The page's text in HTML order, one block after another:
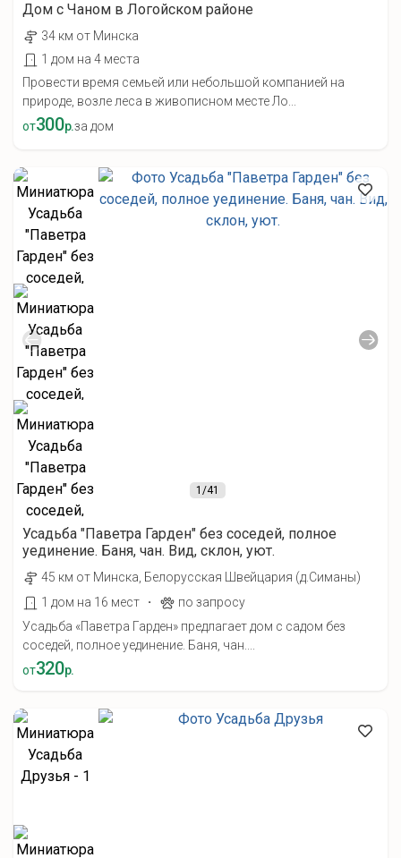
Дом с Чаном в Логойском районе
34 км от Минска
1 дом на 4 места
Провести время семьей или небольшой компанией на
природе, возле леса в живописном месте Ло...
от300р.за дом
1/41
Усадьба "Паветра Гарден" без соседей, полное
уединение. Баня, чан. Вид, склон, уют.
45 км от Минска, Белорусская Швейцария (д.Симаны)
1 дом на 16 мест
·
по запросу
Усадьба «Паветра Гарден» предлагает дом с садом без
соседей, полное уединение. Баня, чан....
от320р.